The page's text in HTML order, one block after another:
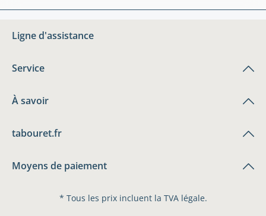
Ligne d'assistance
Service
À savoir
tabouret.fr
Moyens de paiement
* Tous les prix incluent la TVA légale.